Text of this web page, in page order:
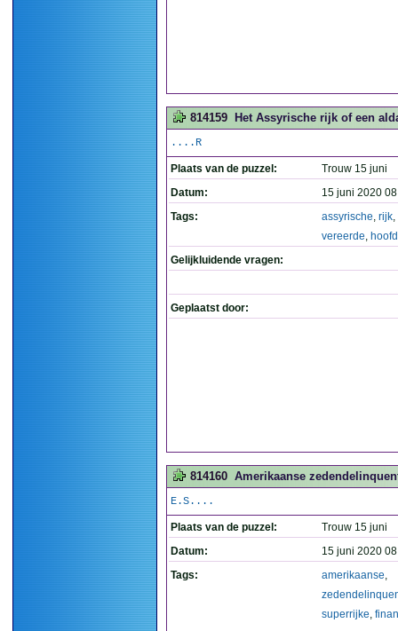
814159 Het Assyrische rijk of een
....R
Plaats van de puzzel:
Trouw 15 juni
Datum:
15 juni 2020
Tags:
assyrische, rijk,
vereerde,
Gelijkluidende vragen:
Geplaatst door:
814160 Amerikaanse
E.S....
Plaats van de puzzel:
Trouw 15 juni
Datum:
15 juni 2020
Tags:
amerikaanse,
superrijke,